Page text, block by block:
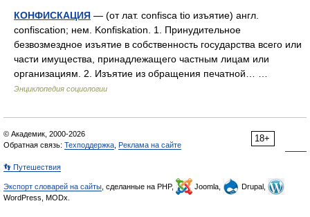
КОНФИСКАЦИЯ — (от лат. confisca tio изъятие) англ.
confiscation; нем. Konfiskation. 1. Принудительное
безвозмездное изъятие в собственность государства всего или
части имущества, принадлежащего частным лицам или
организациям. 2. Изъятие из обращения печатной… …
Энциклопедия социологии
18+
© Академик, 2000-2026
Обратная связь: Техподдержка Реклама на сайте
👣 Путешествия
Экспорт словарей на сайты , сделанные на PHP, Joomla,
Drupal,
WordPress, MODx.